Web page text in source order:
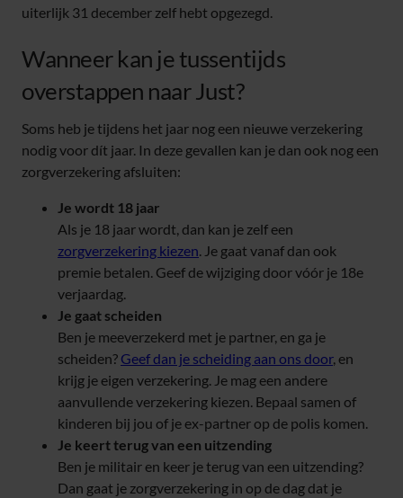
uiterlijk 31 december zelf hebt opgezegd.
Wanneer kan je tussentijds
overstappen naar Just?
Soms heb je tijdens het jaar nog een nieuwe verzekering
nodig voor dít jaar. In deze gevallen kan je dan ook nog een
zorgverzekering afsluiten:
Je wordt 18 jaar
Als je 18 jaar wordt, dan kan je zelf een
zorgverzekering kiezen. Je gaat vanaf dan ook
premie betalen. Geef de wijziging door vóór je 18e
verjaardag.
Je gaat scheiden
Ben je meeverzekerd met je partner, en ga je
scheiden? Geef dan je scheiding aan ons door, en
krijg je eigen verzekering. Je mag een andere
aanvullende verzekering kiezen. Bepaal samen of
kinderen bij jou of je ex-partner op de polis komen.
Je keert terug van een uitzending
Ben je militair en keer je terug van een uitzending?
Dan gaat je zorgverzekering in op de dag dat je